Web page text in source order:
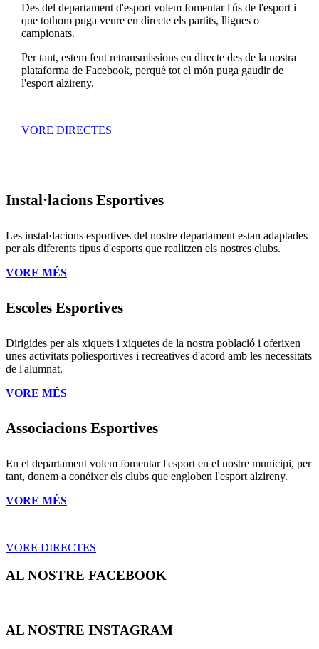
Des del departament d'esport volem fomentar l'ús de l'esport i
que tothom puga veure en directe els partits, lligues o
campionats.
Per tant, estem fent retransmissions en directe des de la nostra
plataforma de Facebook, perquè tot el món puga gaudir de
l'esport alzireny.
VORE DIRECTES
Instal·lacions Esportives
Les instal·lacions esportives del nostre departament estan adaptades
per als diferents tipus d'esports que realitzen els nostres clubs.
VORE MÉS
Escoles Esportives
Dirigides per als xiquets i xiquetes de la nostra població i oferixen
unes activitats poliesportives i recreatives d'acord amb les necessitats
de l'alumnat.
VORE MÉS
Associacions Esportives
En el departament volem fomentar l'esport en el nostre municipi, per
tant, donem a conéixer els clubs que engloben l'esport alzireny.
VORE MÉS
VORE DIRECTES
AL NOSTRE FACEBOOK
AL NOSTRE INSTAGRAM